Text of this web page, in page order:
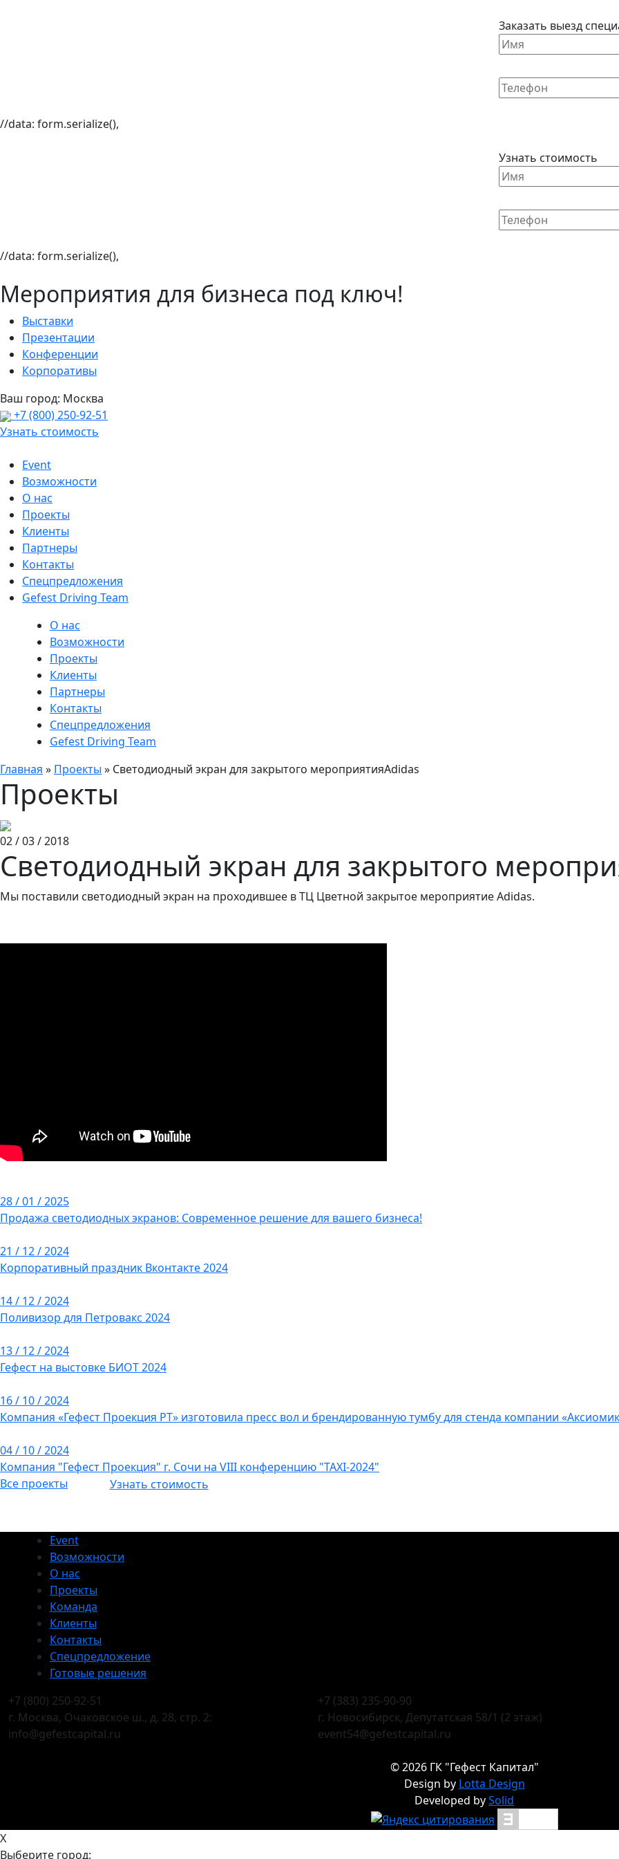
Заказать выезд
//data: form.serialize(),
Узнать стоимость
//data: form.serialize(),
Мероприятия для бизнеса под ключ!
Выставки
Презентации
Конференции
Корпоративы
Ваш город: Москва
+7 (800) 250-92-51
Узнать стоимость
Event
Возможности
О нас
Проекты
Клиенты
Партнеры
Контакты
Спецпредложения
Gefest Driving Team
О нас
Возможности
Проекты
Клиенты
Партнеры
Контакты
Спецпредложения
Gefest Driving Team
Главная » Проекты » Светодиодный экран для закрытого мероприятияAdidas
Проекты
02 / 03 / 2018
Светодиодный экран для закрытого
Мы поставили светодиодный экран на проходившее в ТЦ Цветной закрытое мероприятие Adidas.
28 / 01 / 2025
Продажа светодиодных экранов: Современное решение для вашего бизнеса!
21 / 12 / 2024
Корпоративный праздник Вконтакте 2024
14 / 12 / 2024
Поливизор для Петровакс 2024
13 / 12 / 2024
Гефест на выстовке БИОТ 2024
16 / 10 / 2024
Компания «Гефест Проекция РТ» изготовила пресс вол и брендированную тумбу для стенда компании
04 / 10 / 2024
Компания "Гефест Проекция" г. Сочи на VIII конференцию "TAXI-2024"
Все проекты
Узнать стоимость
Event
Возможности
О нас
Проекты
Команда
Клиенты
Контакты
Спецпредложение
Готовые решения
+7 (800) 250-92-51
г. Москва, Очаковское ш., д. 28, стр. 2:
info@gefestcapital.ru
+7 (383) 235-90-90
г. Новосибирск, Депутатская 58/1 (2 этаж)
event54@gefestcapital.ru
©2026ГК "Гефест Капитал"
Design by Lotta Design
Developed bySolid
X
Выберите город: